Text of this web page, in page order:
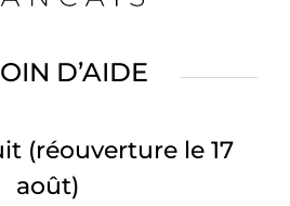
D’AIDE
(réouverture le 17
août)